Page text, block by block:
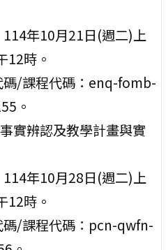
114年10月21日(週二)上
12時。
碼/課程代碼：enq-fomb-
。
實辨認及教學計畫與實
114年10月28日(週二)上
12時。
碼/課程代碼：pcn-qwfn-